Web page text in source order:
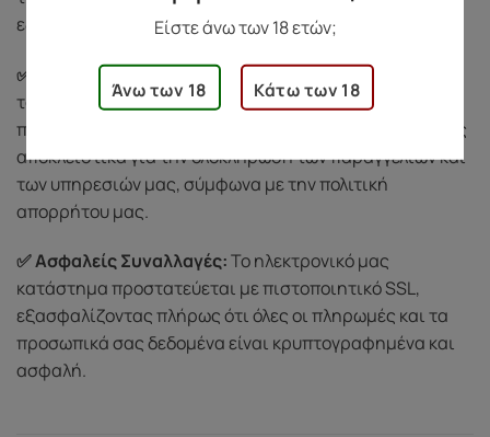
εξυπηρετήσουμε με διακριτικότητα και σεβασμό.
✅ Σεβασμός στην Ιδιωτικότητά σας:Προστατεύουμε
τα προσωπικά σας δεδομένα και δεν τα κοινοποιούμε
ποτέ σε τρίτους. Χρησιμοποιούμε τις πληροφορίες σας
αποκλειστικά για την ολοκλήρωση των παραγγελιών και
των υπηρεσιών μας, σύμφωνα με την πολιτική
απορρήτου μας.
✅ Ασφαλείς Συναλλαγές:Το ηλεκτρονικό μας
κατάστημα προστατεύεται με πιστοποιητικό SSL,
εξασφαλίζοντας πλήρως ότι όλες οι πληρωμές και τα
προσωπικά σας δεδομένα είναι κρυπτογραφημένα και
ασφαλή.
Είστε άνω των 18 ετών;
Άνω των 18 Κάτω των 18